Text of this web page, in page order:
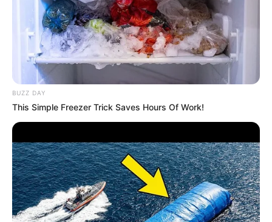
BUZZ DAY
This Simple Freezer Trick Saves Hours Of Work!